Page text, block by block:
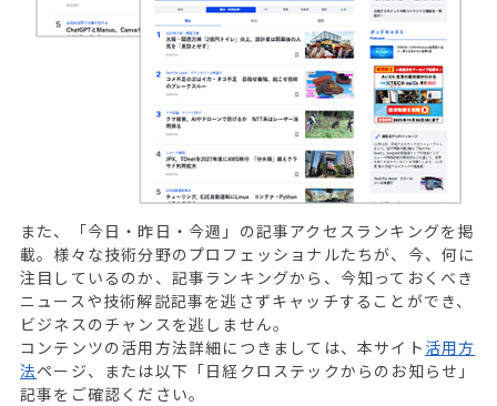
また、「今日・昨日・今週」の記事アクセスランキングを掲
載。様々な技術分野のプロフェッショナルたちが、今、何に
注目しているのか、記事ランキングから、今知っておくべき
ニュースや技術解説記事を逃さずキャッチすることができ、
ビジネスのチャンスを逃しません。
コンテンツの活用方法詳細につきましては、本サイト 活用方
法ページ、または以下「日経クロステックからのお知らせ」
記事をご確認ください。